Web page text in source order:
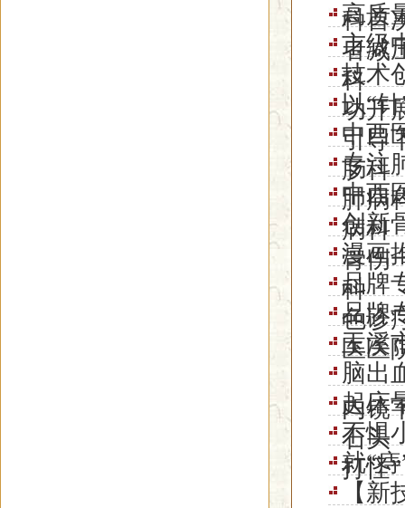
科首
高质
者减
市级
科
技术
功开
以“
引导
中西
肠科
专注
肺病
中西
病科
创新
骨伤
漫画
科
品牌
色诊
品牌
医医
玉溪
脑出
内镜
起床
石头
不惧
打怪
就“
【